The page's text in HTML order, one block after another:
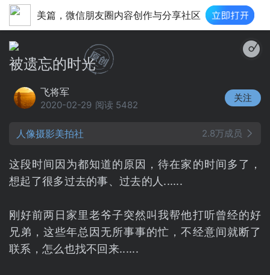
美篇，微信朋友圈内容创作与分享社区
被遗忘的时光
飞将军
2020-02-29 阅读 5482
关注
人像摄影美拍社 2.8万成员
这段时间因为都知道的原因，待在家的时间多了，
想起了很多过去的事、过去的人......
刚好前两日家里老爷子突然叫我帮他打听曾经的好
兄弟，这些年总因无所事事的忙，不经意间就断了
联系，怎么也找不回来......
被